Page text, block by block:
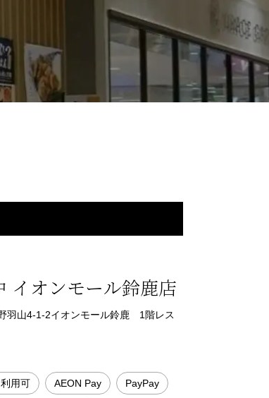
イオンモール鈴鹿店
羽山4-1-2イオンモール鈴鹿 1階レス
用可 AEON Pay PayPay